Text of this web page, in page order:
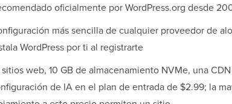
oficialmente por WordPress.org desde
más sencilla de cualquier proveedor de
WordPress por ti al registrarte
sitios web, 10 GB de almacenamiento NVMe, una
de IA en el plan de entrada de $2.99; la